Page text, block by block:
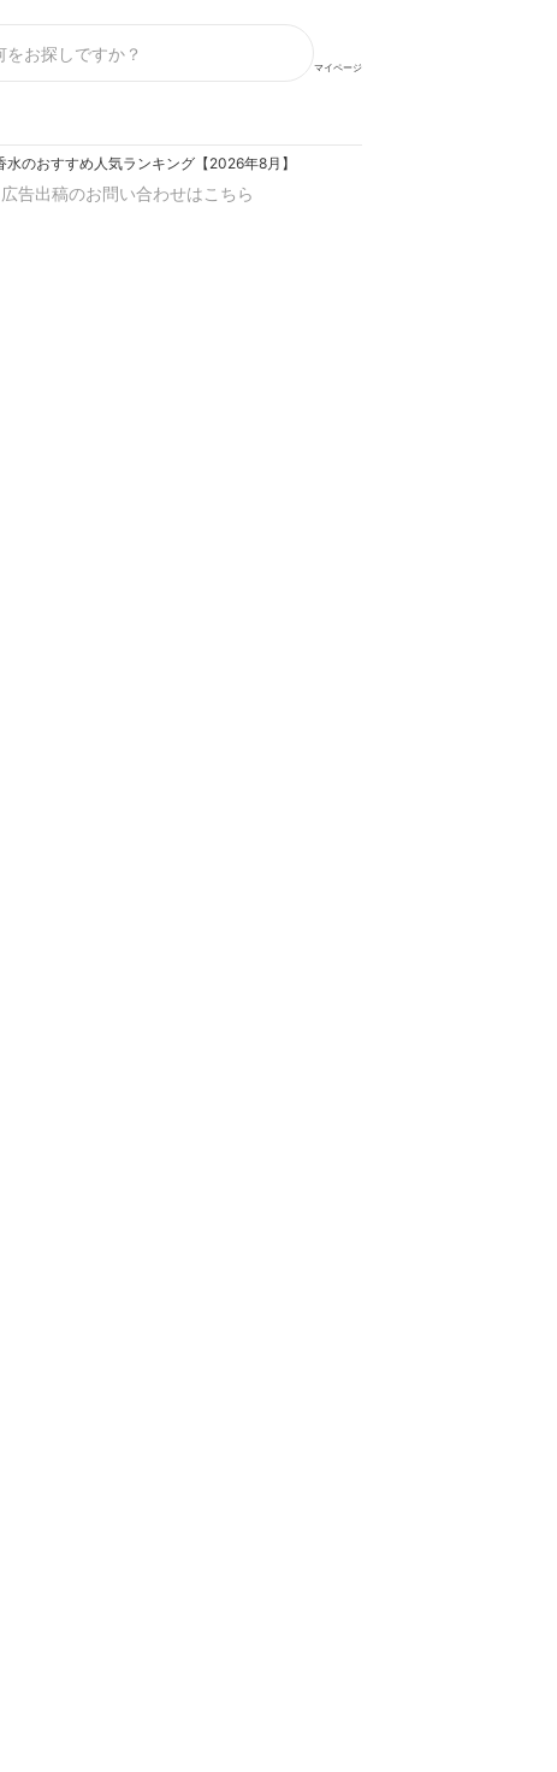
マイページ
水のおすすめ人気ランキング【2026年8月】
広告出稿のお問い合わせはこちら